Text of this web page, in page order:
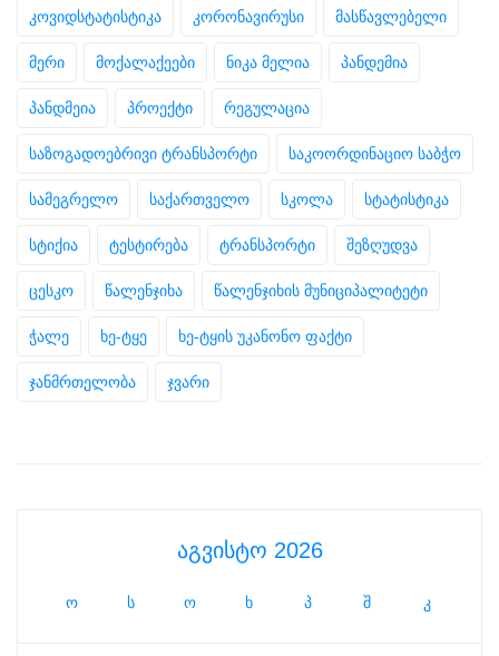
კოვიდსტატისტიკა კორონავირუსი მასწავლებელი
მერი მოქალაქეები ნიკა მელია პანდემია
პანდმეია პროექტი რეგულაცია
საზოგადოებრივი ტრანსპორტი საკოორდინაციო საბჭო
სამეგრელო საქართველო სკოლა სტატისტიკა
სტიქია ტესტირება ტრანსპორტი შეზღუდვა
ცესკო წალენჯიხა წალენჯიხის მუნიციპალიტეტი
ჭალე ხე-ტყე ხე-ტყის უკანონო ფაქტი
ჯანმრთელობა ჯვარი
აგვისტო 2026
ო ს ო ხ პ შ კ